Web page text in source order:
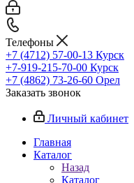
Телефоны
+7 (4712) 57-00-13 Курск
+7-919-215-70-00 Курск
+7 (4862) 73-26-60 Орел
Заказать звонок
Личный кабинет
Главная
Каталог
Назад
Каталог